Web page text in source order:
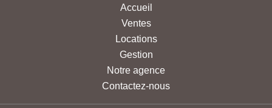
Accueil
Ventes
Locations
Gestion
Notre agence
Contactez-nous